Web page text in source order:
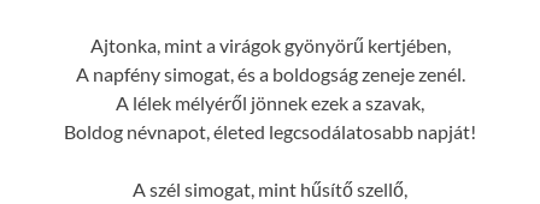
Ajtonka, mint a virágok gyönyörű kertjében,
A napfény simogat, és a boldogság zeneje zenél.
A lélek mélyéről jönnek ezek a szavak,
Boldog névnapot, életed legcsodálatosabb napját!
A szél simogat, mint hűsítő szellő,